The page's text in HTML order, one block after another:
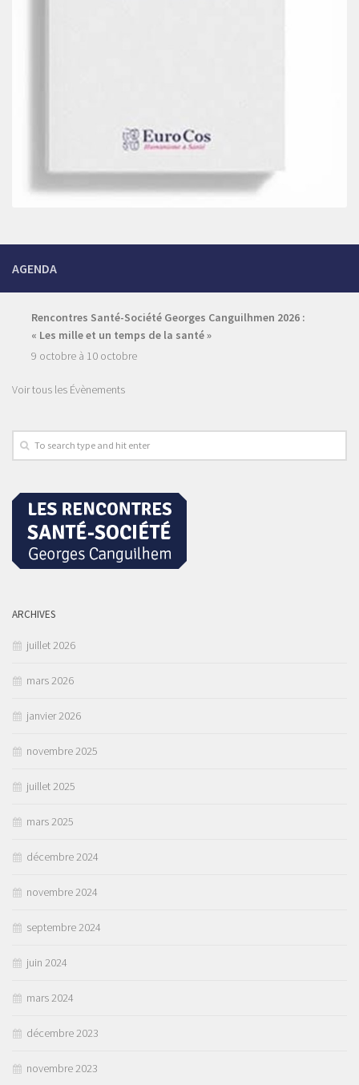
AGENDA
Rencontres Santé-Société Georges Canguilhmen 2026 :
« Les mille et un temps de la santé »
9 octobre à 10 octobre
Voir tous les Évènements
ARCHIVES
juillet 2026
mars 2026
janvier 2026
novembre 2025
juillet 2025
mars 2025
décembre 2024
novembre 2024
septembre 2024
juin 2024
mars 2024
décembre 2023
novembre 2023